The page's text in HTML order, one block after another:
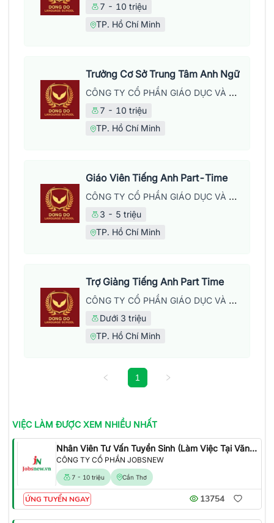
7 - 10 triệu
TP. Hồ Chí Minh
Trưởng Cơ Sở Trung Tâm Anh Ngữ
CÔNG TY CỔ PHẦN GIÁO DỤC VÀ NĂNG LƯỢNG ĐÔNG ĐÔ
7 - 10 triệu
TP. Hồ Chí Minh
Giáo Viên Tiếng Anh Part-Time
CÔNG TY CỔ PHẦN GIÁO DỤC VÀ NĂNG LƯỢNG ĐÔNG ĐÔ
3 - 5 triệu
TP. Hồ Chí Minh
Trợ Giảng Tiếng Anh Part Time
CÔNG TY CỔ PHẦN GIÁO DỤC VÀ NĂNG LƯỢNG ĐÔNG ĐÔ
Dưới 3 triệu
TP. Hồ Chí Minh
1
VIỆC LÀM ĐƯỢC XEM NHIỀU NHẤT
Nhân Viên Tư Vấn Tuyển Sinh (Làm Việc Tại Văn Phòng)
CÔNG TY CỔ PHẦN JOBSNEW
7 - 10 triệu Cần Thơ
ỨNG TUYỂN NGAY 13754